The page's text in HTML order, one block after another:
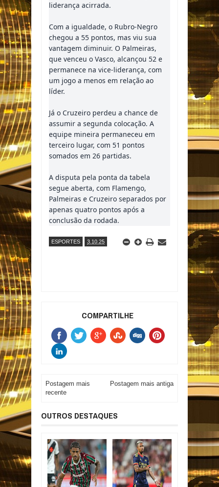
liderança acirrada.
Com a igualdade, o Rubro-Negro
chegou a 55 pontos, mas viu sua
vantagem diminuir. O Palmeiras,
que venceu o Vasco, alcançou 52 e
permanece na vice-liderança, com
um jogo a menos em relação ao
líder.
Já o Cruzeiro perdeu a chance de
assumir a segunda colocação. A
equipe mineira permaneceu em
terceiro lugar, com 51 pontos
somados em 26 partidas.
A disputa pela ponta da tabela
segue aberta, com Flamengo,
Palmeiras e Cruzeiro separados por
apenas quatro pontos após a
conclusão da rodada.
ESPORTES 3.10.25
COMPARTILHE
Postagem mais
recente
Postagem mais antiga
OUTROS DESTAQUES